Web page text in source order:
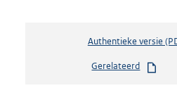
Authentieke versie
Gerelateerd